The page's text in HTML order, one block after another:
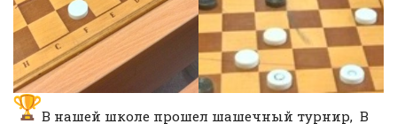
В нашей школе прошел шашечный турнир, В